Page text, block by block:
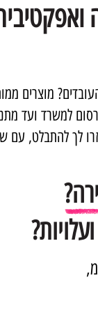
מוצרים
למשרד ועד
לך להתבלט, עם